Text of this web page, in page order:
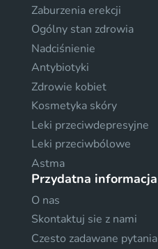
Zaburzenia erekcji
Ogólny stan zdrowia
Nadciśnienie
Antybiotyki
Zdrowie kobiet
Kosmetyka skóry
Leki przeciwdepresyjne
Leki przeciwbólowe
Astma
Przydatna informacja
O nas
Skontaktuj sie z nami
Czesto zadawane pytania